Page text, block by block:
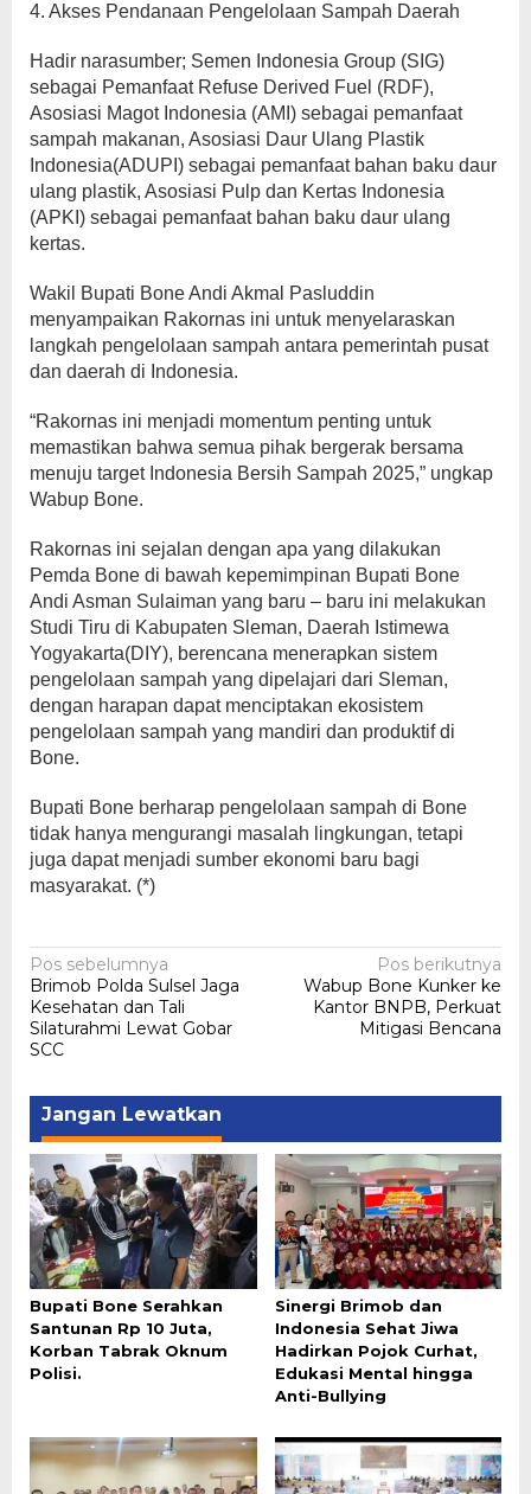
4. Akses Pendanaan Pengelolaan Sampah Daerah
Hadir narasumber; Semen Indonesia Group (SIG)
sebagai Pemanfaat Refuse Derived Fuel (RDF),
Asosiasi Magot Indonesia (AMI) sebagai pemanfaat
sampah makanan, Asosiasi Daur Ulang Plastik
Indonesia(ADUPI) sebagai pemanfaat bahan baku daur
ulang plastik, Asosiasi Pulp dan Kertas Indonesia
(APKI) sebagai pemanfaat bahan baku daur ulang
kertas.
Wakil Bupati Bone Andi Akmal Pasluddin
menyampaikan Rakornas ini untuk menyelaraskan
langkah pengelolaan sampah antara pemerintah pusat
dan daerah di Indonesia.
“Rakornas ini menjadi momentum penting untuk
memastikan bahwa semua pihak bergerak bersama
menuju target Indonesia Bersih Sampah 2025,” ungkap
Wabup Bone.
Rakornas ini sejalan dengan apa yang dilakukan
Pemda Bone di bawah kepemimpinan Bupati Bone
Andi Asman Sulaiman yang baru – baru ini melakukan
Studi Tiru di Kabupaten Sleman, Daerah Istimewa
Yogyakarta(DIY), berencana menerapkan sistem
pengelolaan sampah yang dipelajari dari Sleman,
dengan harapan dapat menciptakan ekosistem
pengelolaan sampah yang mandiri dan produktif di
Bone.
Bupati Bone berharap pengelolaan sampah di Bone
tidak hanya mengurangi masalah lingkungan, tetapi
juga dapat menjadi sumber ekonomi baru bagi
masyarakat. (*)
Navigasi
pos
Pos sebelumnya
Brimob Polda Sulsel Jaga
Kesehatan dan Tali
Silaturahmi Lewat Gobar
SCC
Pos berikutnya
Wabup Bone Kunker ke
Kantor BNPB, Perkuat
Mitigasi Bencana
Jangan Lewatkan
Bupati Bone Serahkan
Santunan Rp 10 Juta,
Korban Tabrak Oknum
Polisi.
Sinergi Brimob dan
Indonesia Sehat Jiwa
Hadirkan Pojok Curhat,
Edukasi Mental hingga
Anti-Bullying